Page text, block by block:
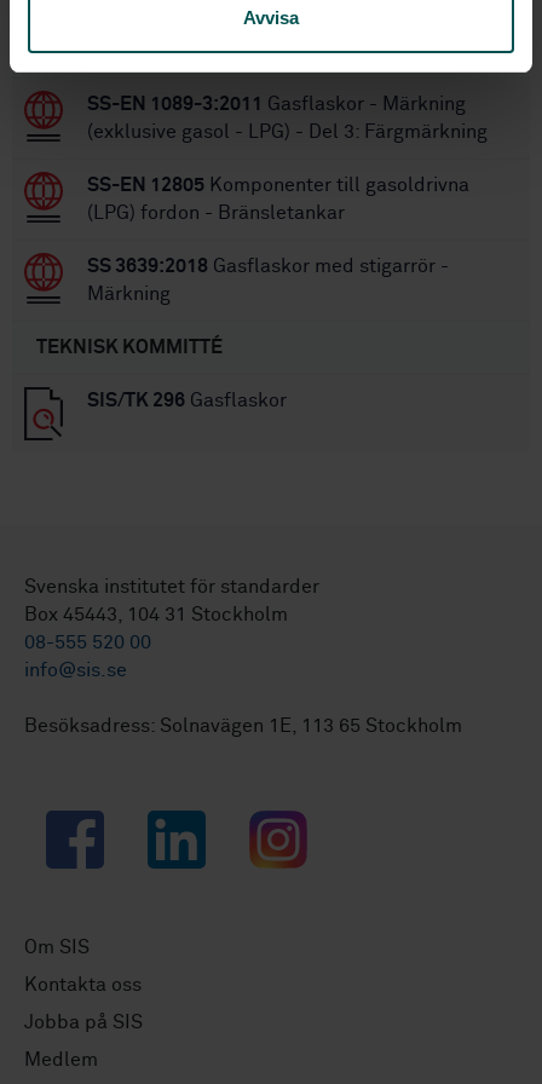
Avvisa
STANDARDER
SS-EN 1089-3:2011
Gasflaskor - Märkning
(exklusive gasol - LPG) - Del 3: Färgmärkning
SS-EN 12805 Komponenter till gasoldrivna
(LPG) fordon - Bränsletankar
SS 3639:2018 Gasflaskor med stigarrör -
Märkning
TEKNISK KOMMITTÉ
SIS/TK 296 Gasflaskor
Svenska institutet för standarder
Box 45443, 104 31 Stockholm
08-555 520 00
info@sis.se
Besöksadress: Solnavägen 1E, 113 65 Stockholm
Facebook LinkedIn Instagram
Om SIS
Kontakta oss
Jobba på SIS
Medlem